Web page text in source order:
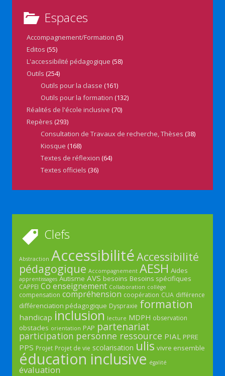
Espaces
Accompagnement/Formation (5)
Editos (55)
L'accessibilité pédagogique (58)
Outils (254)
Outils pour la classe (161)
Outils pour la formation (132)
Réalités de l'école inclusive (70)
Repères (293)
Consultation de Travaux de recherche, Thèses (38)
Kiosque (168)
Textes de réflexion (64)
Textes officiels (36)
Clefs
Abstraction AccessibilitéAccessibilité
pédagogique Accompagnement AESH Aides
apprentissages Autisme AVS besoins Besoins spécifiques
CAPPEI Co enseignement Collaboration collège
compensation compréhension coopération CUA différence
différenciation pédagogique Dyspraxie formation
handicap inclusion lecture MDPH observation
obstacles orientation PAP partenariat
participation personne ressource PIAL PPRE
PPS Projet Projet de vie scolarisation ulis vivre ensemble
éducation inclusive égalité
évaluation